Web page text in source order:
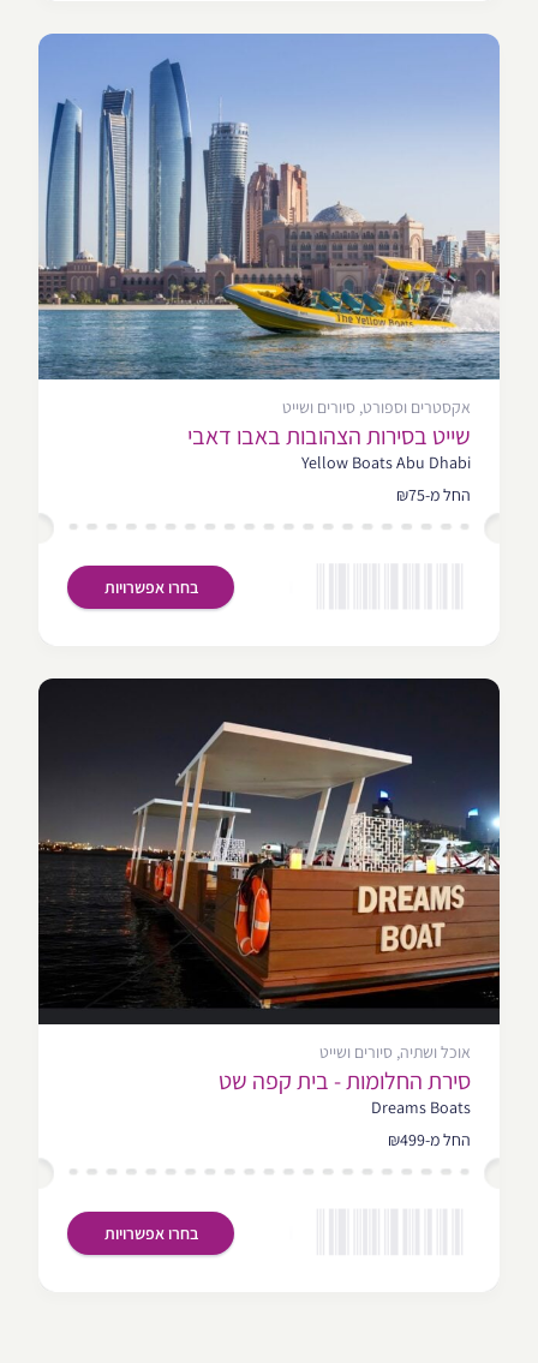
אקסטרים וספורט, סיורים ושייט
שייט בסירות הצהובות באבו דאבי
Yellow Boats Abu Dhabi
החל מ-₪75
בחרו אפשרויות
אוכל ושתיה, סיורים ושייט
סירת החלומות - בית קפה שט
Dreams Boats
החל מ-₪499
בחרו אפשרויות